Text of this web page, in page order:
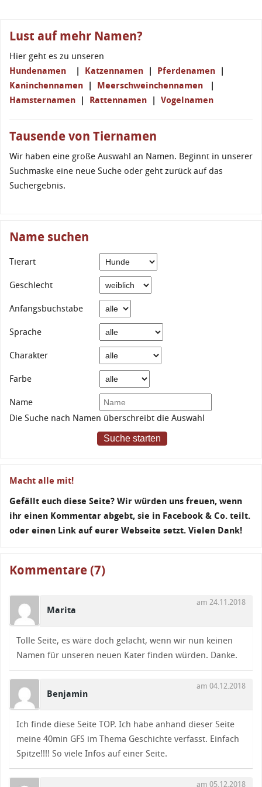
Lust auf mehr Namen?
Hier geht es zu unseren
Hundenamen | Katzennamen | Pferdenamen |
Kaninchennamen | Meerschweinchennamen |
Hamsternamen | Rattennamen | Vogelnamen
Tausende von Tiernamen
Wir haben eine große Auswahl an Namen. Beginnt in unserer
Suchmaske eine neue Suche oder geht zurück auf das
Suchergebnis.
Name suchen
Tierart
Geschlecht
Anfangsbuchstabe
Sprache
Charakter
Farbe
Name
Die Suche nach Namen überschreibt die Auswahl
Suche starten
Macht alle mit!
Gefällt euch diese Seite? Wir würden uns freuen, wenn
ihr einen Kommentar abgebt, sie in Facebook & Co. teilt.
oder einen Link auf eurer Webseite setzt. Vielen Dank!
Kommentare (7)
Marita
am 24.11.2018
Tolle Seite, es wäre doch gelacht, wenn wir nun keinen
Namen für unseren neuen Kater finden würden. Danke.
Benjamin
am 04.12.2018
Ich finde diese Seite TOP. Ich habe anhand dieser Seite
meine 40min GFS im Thema Geschichte verfasst. Einfach
Spitze!!!! So viele Infos auf einer Seite.
am 05.12.2018